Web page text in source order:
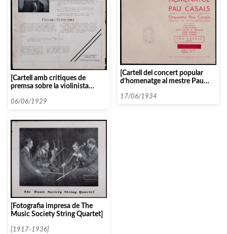
[Cartell amb crítiques de
premsa sobre la violinista
06/06/1929
[Cartell del concert popular
d’homenatge al mestre Pau
de juny de 1934]
17/06/1934
[Fotografia impresa de The
Music Society String Quartet]
[1917-1936]